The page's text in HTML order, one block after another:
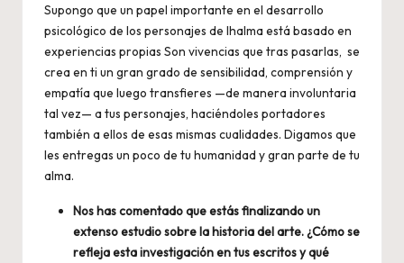
Supongo que un papel importante en el desarrollo
psicológico de los personajes de Ihalma está basado en
experiencias propias Son vivencias que tras pasarlas, se
crea en ti un gran grado de sensibilidad, comprensión y
empatía que luego transfieres —de manera involuntaria
tal vez— a tus personajes, haciéndoles portadores
también a ellos de esas mismas cualidades. Digamos que
les entregas un poco de tu humanidad y gran parte de tu
alma.
Nos has comentado que estás finalizando un
extenso estudio sobre la historia del arte. ¿Cómo se
refleja esta investigación en tus escritos y qué